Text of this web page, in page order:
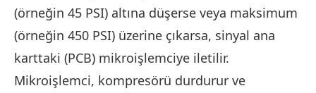
(örneğin 45 PSI) altına düşerse veya maksimum
(örneğin 450 PSI) üzerine çıkarsa, sinyal ana
karttaki (PCB) mikroişlemciye iletilir.
Mikroişlemci, kompresörü durdurur ve